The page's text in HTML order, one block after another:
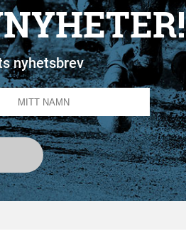
nyhetsbrev